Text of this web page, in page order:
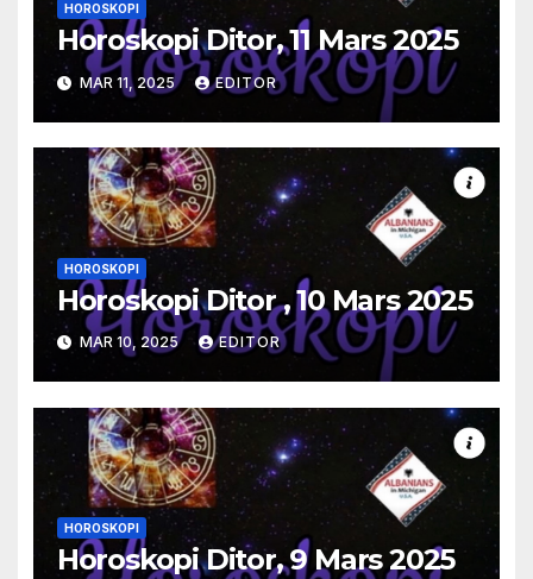
HOROSKOPI
Horoskopi Ditor, 11 Mars 2025
MAR 11, 2025 EDITOR
HOROSKOPI
Horoskopi Ditor , 10 Mars 2025
MAR 10, 2025 EDITOR
HOROSKOPI
Horoskopi Ditor, 9 Mars 2025